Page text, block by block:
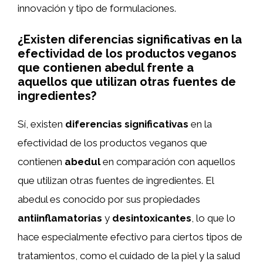
innovación y tipo de formulaciones.
¿Existen diferencias significativas en la
efectividad de los productos veganos
que contienen abedul frente a
aquellos que utilizan otras fuentes de
ingredientes?
Sí, existen diferencias significativas en la
efectividad de los productos veganos que
contienen abedulen comparación con aquellos
que utilizan otras fuentes de ingredientes. El
abedul es conocido por sus propiedades
antiinflamatorias y desintoxicantes, lo que lo
hace especialmente efectivo para ciertos tipos de
tratamientos, como el cuidado de la piel y la salud